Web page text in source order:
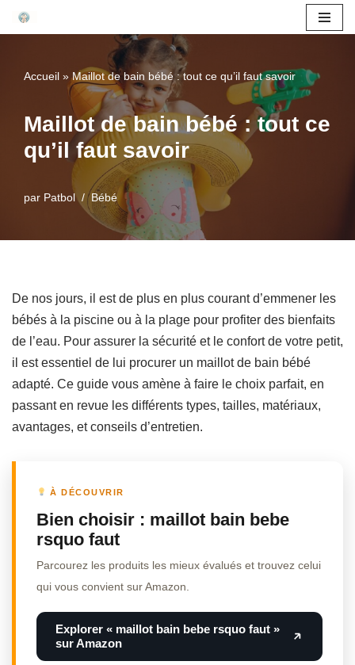
Accueil »Maillot de bain bébé : tout ce qu’il faut savoir
Maillot de bain bébé : tout ce
qu’il faut savoir
par Patbol Bébé
De nos jours, il est de plus en plus courant d’emmener les
bébés à la piscine ou à la plage pour profiter des bienfaits
de l’eau. Pour assurer la sécurité et le confort de votre petit,
il est essentiel de lui procurer un maillot de bain bébé
adapté. Ce guide vous amène à faire le choix parfait, en
passant en revue les différents types, tailles, matériaux,
avantages, et conseils d’entretien.
À DÉCOUVRIR
Bien choisir : maillot bain bebe
rsquo faut
Parcourez les produits les mieux évalués et trouvez celui
qui vous convient sur Amazon.
Explorer « maillot bain bebe rsquo faut »
sur Amazon